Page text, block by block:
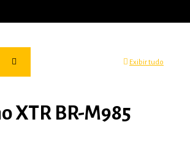
Exibir tudo
XTR BR-M985